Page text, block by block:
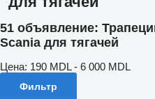
51 объявление:
Scania для тягачей
Цена: 190 MDL - 6 000 MDL
Фильтр